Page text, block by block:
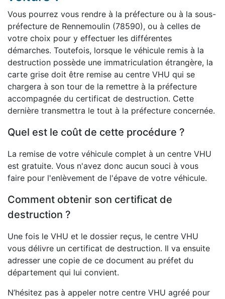
Vous pourrez vous rendre à la préfecture ou à la sous-
préfecture de Rennemoulin (78590), ou à celles de
votre choix pour y effectuer les différentes
démarches. Toutefois, lorsque le véhicule remis à la
destruction possède une immatriculation étrangère, la
carte grise doit être remise au centre VHU qui se
chargera à son tour de la remettre à la préfecture
accompagnée du certificat de destruction. Cette
dernière transmettra le tout à la préfecture concernée.
Quel est le coût de cette procédure ?
La remise de votre véhicule complet à un centre VHU
est gratuite. Vous n'avez donc aucun souci à vous
faire pour l'enlèvement de l'épave de votre véhicule.
Comment obtenir son certificat de
destruction ?
Une fois le VHU et le dossier reçus, le centre VHU
vous délivre un certificat de destruction. Il va ensuite
adresser une copie de ce document au préfet du
département qui lui convient.
N’hésitez pas à appeler notre centre VHU agréé pour